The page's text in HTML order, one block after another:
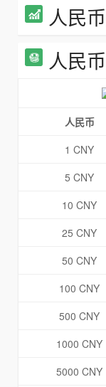
人民
人民
人民币
1 CNY
5 CNY
10 CNY
25 CNY
50 CNY
100 CNY
500 CNY
1000 CNY
5000 CNY